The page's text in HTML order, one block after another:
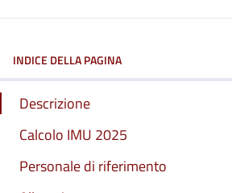
INDICE DELLA PAGINA
Descrizione
Calcolo IMU 2025
Personale di riferimento